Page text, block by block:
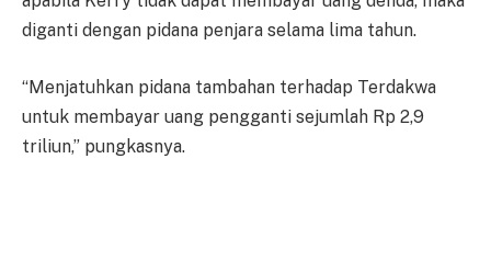
diganti dengan pidana penjara selama lima tahun.
“Menjatuhkan pidana tambahan terhadap Terdakwa
untuk membayar uang pengganti sejumlah Rp 2,9
triliun,” pungkasnya.